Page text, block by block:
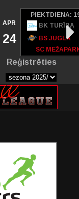
APR
24
PIEKTDIENA:
BK TURĪBA
BS JUGLA
SC
Reģistrēties